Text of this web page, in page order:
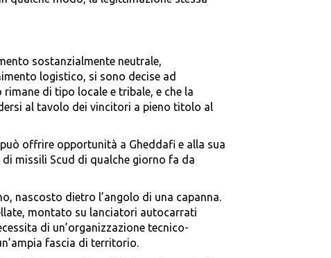
sostanzialmente neutrale,
logistico, si sono decise ad
di tipo locale e tribale, e che la
al tavolo dei vincitori a pieno titolo al
offrire opportunità a Gheddafi e alla sua
missili Scud di qualche giorno fa da
nascosto dietro l’angolo di una capanna.
montato su lanciatori autocarrati
di un’organizzazione tecnico-
fascia di territorio.